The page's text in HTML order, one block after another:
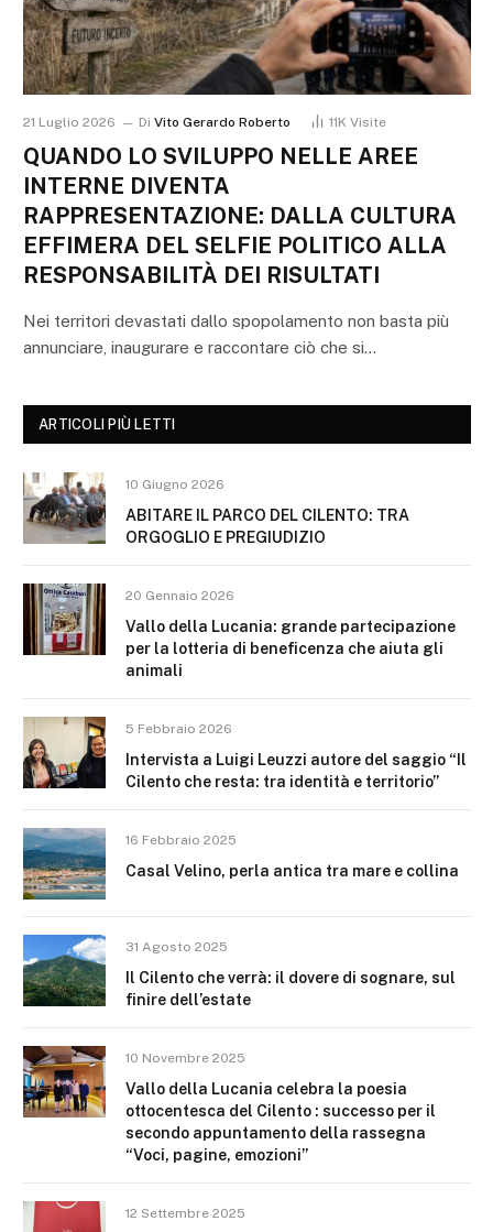
21 Luglio 2026 Di Vito Gerardo Roberto 11K Visite
QUANDO LO SVILUPPO NELLE AREE
INTERNE DIVENTA
RAPPRESENTAZIONE: DALLA CULTURA
EFFIMERA DEL SELFIE POLITICO ALLA
RESPONSABILITÀ DEI RISULTATI
Nei territori devastati dallo spopolamento non basta più
annunciare, inaugurare e raccontare ciò che si…
ARTICOLI PIÙ LETTI
10 Giugno 2026
ABITARE IL PARCO DEL CILENTO: TRA
ORGOGLIO E PREGIUDIZIO
20 Gennaio 2026
Vallo della Lucania: grande partecipazione
per la lotteria di beneficenza che aiuta gli
animali
5 Febbraio 2026
Intervista a Luigi Leuzzi autore del saggio “Il
Cilento che resta: tra identità e territorio”
16 Febbraio 2025
Casal Velino, perla antica tra mare e collina
31 Agosto 2025
Il Cilento che verrà: il dovere di sognare, sul
finire dell’estate
10 Novembre 2025
Vallo della Lucania celebra la poesia
ottocentesca del Cilento : successo per il
secondo appuntamento della rassegna
“Voci, pagine, emozioni”
12 Settembre 2025